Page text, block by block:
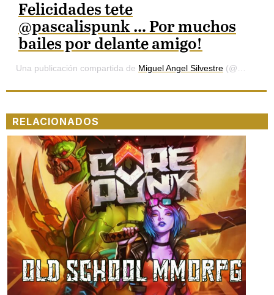
Felicidades tete
@pascalispunk … Por muchos
bailes por delante amigo!
Una publicación compartida de Miguel Angel Silvestre (@miguelangelsilvestre) el
RELACIONADOS